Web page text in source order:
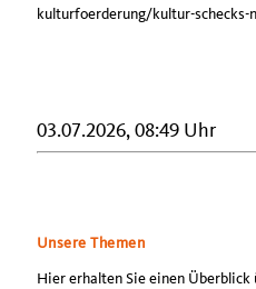
kulturfoerderung/kultur-schecks-
03.07.2026, 08:49 Uhr
Unsere Themen
Hier erhalten Sie einen Überblick